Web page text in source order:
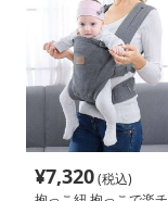
¥7,320(税込)